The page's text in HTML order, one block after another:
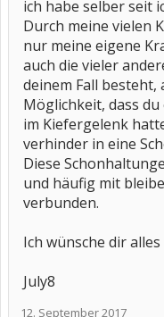
ich habe selber seit
Durch meine vielen
nur meine eigene
auch die vieler
deinem Fall besteht,
Möglichkeit, dass
im Kiefergelenk
verhinder in eine
Diese
und häufig mit
verbunden.
Ich wünsche dir alles
July8
12. September 2017